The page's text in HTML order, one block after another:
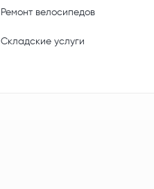
Ремонт велосипедов
Складские услуги